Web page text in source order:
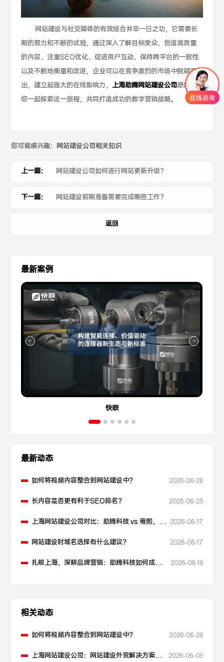
网站建设与社交媒体的有效结合并非一日之功，它需要长
期的努力和不断的试验，通过深入了解目标受众、创造高质量
的内容、注重SEO优化、促进用户互动、保持跨平台的一致性
以及不断地衡量和改进，企业可以在竞争激烈的市场中脱颖而
出，建立起强大的在线影响力， 上海助腾网站建设公司愿陪伴
您一起探索这一旅程，共同打造成功的数字营销战略。
您可能感兴趣： 网站建设公司相关知识
上一篇： 网站建设公司如何进行网站更新升级？
下一篇： 网站建设前期准备需要完成哪些工作？
返回
最新案例
快联
最新动态
如何将视频内容整合到网站建设中？ 2026-06-26
长内容是否更有利于SEO排名？ 2026-06-25
上海网站建设公司对比：助腾科技 vs 雍熙，如
2026-06-17
网站建设时域名选择有什么建议？ 2026-06-17
扎根上海，深耕品牌营销：助腾科技如何成为
2026-06-16
相关动态
如何将视频内容整合到网站建设中？ 2026-06-26
上海网站建设公司：网站建设外贸解决方案如
2026-06-09